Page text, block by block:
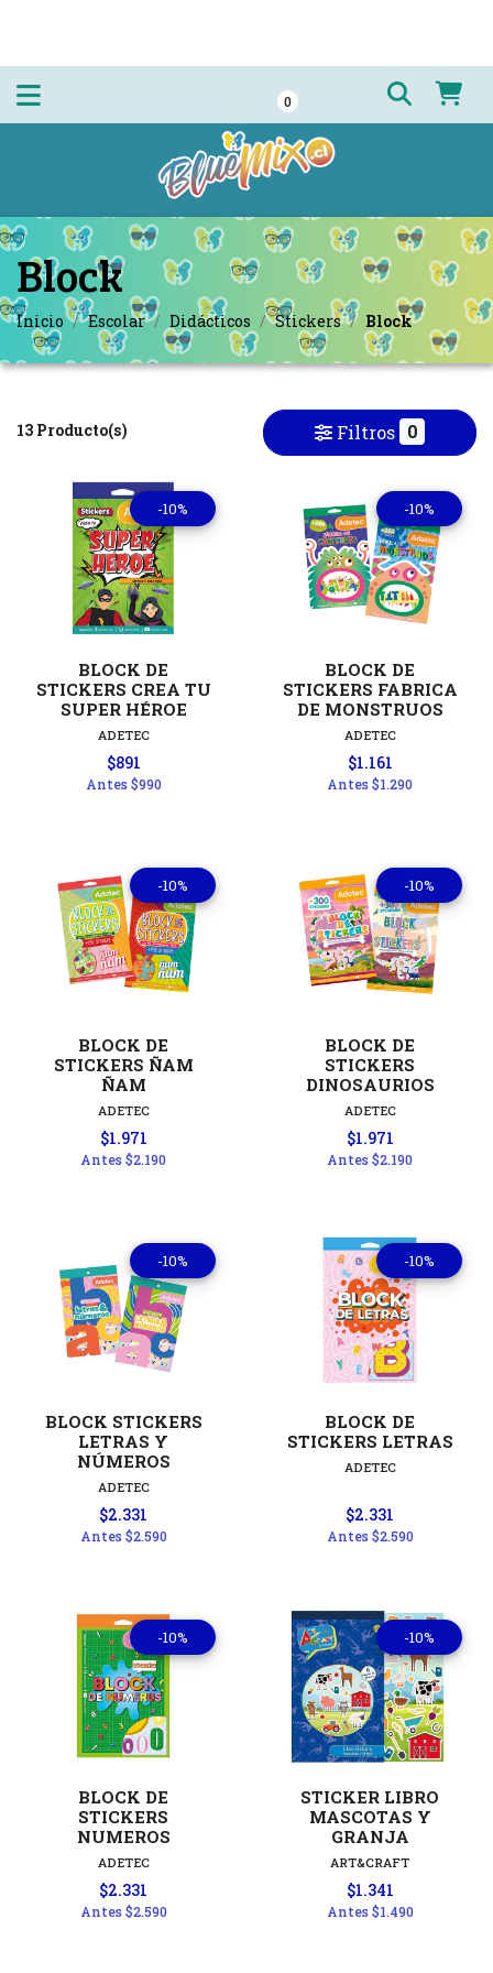
0
Block
Inicio Escolar Didácticos Stickers Block
13 Producto(s) Filtros 0
-10%
BLOCK DE
STICKERS CREA TU
SUPER HÉROE
ADETEC
$891
Antes$990
-10%
BLOCK DE
STICKERS FABRICA
DE MONSTRUOS
ADETEC
$1.161
Antes$1.290
-10%
BLOCK DE
STICKERS ÑAM
ÑAM
ADETEC
$1.971
Antes$2.190
-10%
BLOCK DE
STICKERS
DINOSAURIOS
ADETEC
$1.971
Antes$2.190
-10%
BLOCK STICKERS
LETRAS Y
NÚMEROS
ADETEC
$2.331
Antes$2.590
-10%
BLOCK DE
STICKERS LETRAS
ADETEC
$2.331
Antes$2.590
-10%
BLOCK DE
STICKERS
NUMEROS
ADETEC
$2.331
Antes$2.590
-10%
STICKER LIBRO
MASCOTAS Y
GRANJA
ART&CRAFT
$1.341
Antes$1.490